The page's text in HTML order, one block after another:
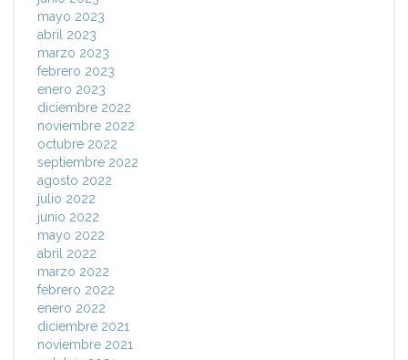
mayo 2023
abril 2023
marzo 2023
febrero 2023
enero 2023
diciembre 2022
noviembre 2022
octubre 2022
septiembre 2022
agosto 2022
julio 2022
junio 2022
mayo 2022
abril 2022
marzo 2022
febrero 2022
enero 2022
diciembre 2021
noviembre 2021